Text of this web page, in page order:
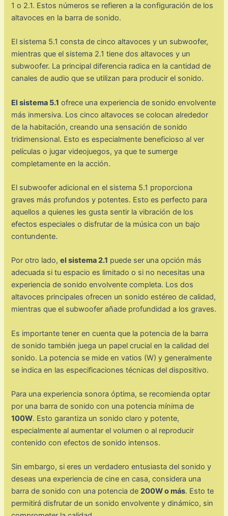
1 o 2.1. Estos números se refieren a la configuración de los
altavoces en la barra de sonido.
El sistema 5.1 consta de cinco altavoces y un subwoofer,
mientras que el sistema 2.1 tiene dos altavoces y un
subwoofer. La principal diferencia radica en la cantidad de
canales de audio que se utilizan para producir el sonido.
El sistema 5.1 ofrece una experiencia de sonido envolvente
más inmersiva. Los cinco altavoces se colocan alrededor
de la habitación, creando una sensación de sonido
tridimensional. Esto es especialmente beneficioso al ver
películas o jugar videojuegos, ya que te sumerge
completamente en la acción.
El subwoofer adicional en el sistema 5.1 proporciona
graves más profundos y potentes. Esto es perfecto para
aquellos a quienes les gusta sentir la vibración de los
efectos especiales o disfrutar de la música con un bajo
contundente.
Por otro lado,el sistema 2.1 puede ser una opción más
adecuada si tu espacio es limitado o si no necesitas una
experiencia de sonido envolvente completa. Los dos
altavoces principales ofrecen un sonido estéreo de calidad,
mientras que el subwoofer añade profundidad a los graves.
Es importante tener en cuenta que la potencia de la barra
de sonido también juega un papel crucial en la calidad del
sonido. La potencia se mide en vatios (W) y generalmente
se indica en las especificaciones técnicas del dispositivo.
Para una experiencia sonora óptima, se recomienda optar
por una barra de sonido con una potencia mínima de
100W. Esto garantiza un sonido claro y potente,
especialmente al aumentar el volumen o al reproducir
contenido con efectos de sonido intensos.
Sin embargo, si eres un verdadero entusiasta del sonido y
deseas una experiencia de cine en casa, considera una
barra de sonido con una potencia de200W o más. Esto te
permitirá disfrutar de un sonido envolvente y dinámico, sin